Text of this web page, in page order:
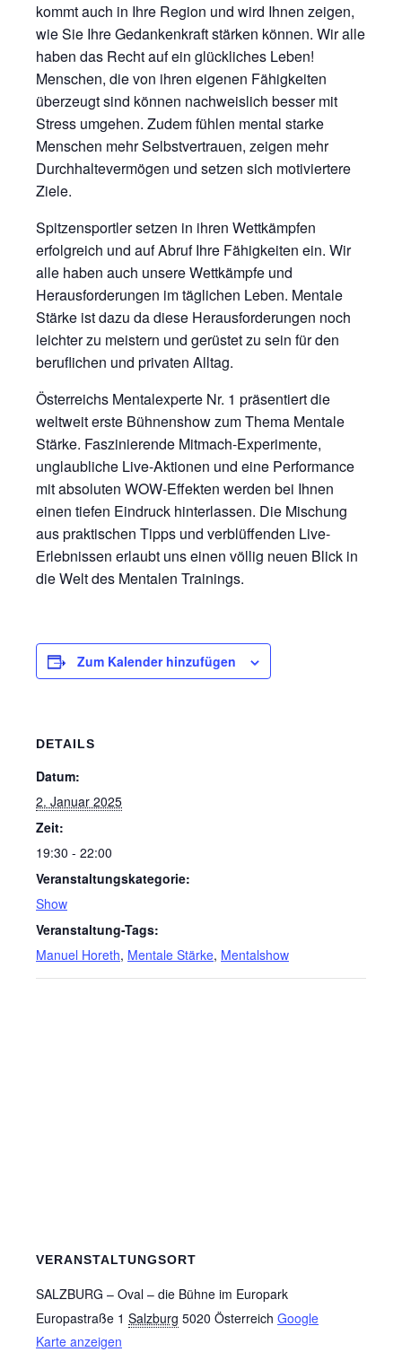
kommt auch in Ihre Region und wird Ihnen zeigen,
wie Sie Ihre Gedankenkraft stärken können. Wir alle
haben das Recht auf ein glückliches Leben!
Menschen, die von ihren eigenen Fähigkeiten
überzeugt sind können nachweislich besser mit
Stress umgehen. Zudem fühlen mental starke
Menschen mehr Selbstvertrauen, zeigen mehr
Durchhaltevermögen und setzen sich motiviertere
Ziele.
Spitzensportler setzen in ihren Wettkämpfen
erfolgreich und auf Abruf Ihre Fähigkeiten ein. Wir
alle haben auch unsere Wettkämpfe und
Herausforderungen im täglichen Leben. Mentale
Stärke ist dazu da diese Herausforderungen noch
leichter zu meistern und gerüstet zu sein für den
beruflichen und privaten Alltag.
Österreichs Mentalexperte Nr. 1 präsentiert die
weltweit erste Bühnenshow zum Thema Mentale
Stärke. Faszinierende Mitmach-Experimente,
unglaubliche Live-Aktionen und eine Performance
mit absoluten WOW-Effekten werden bei Ihnen
einen tiefen Eindruck hinterlassen. Die Mischung
aus praktischen Tipps und verblüffenden Live-
Erlebnissen erlaubt uns einen völlig neuen Blick in
die Welt des Mentalen Trainings.
Zum Kalender hinzufügen
DETAILS
Datum:
2. Januar 2025
Zeit:
19:30 - 22:00
Veranstaltungskategorie:
Show
Veranstaltung-Tags:
Manuel Horeth, Mentale Stärke, Mentalshow
VERANSTALTUNGSORT
SALZBURG – Oval – die Bühne im Europark
Europastraße 1 Salzburg 5020 Österreich Google
Karte anzeigen